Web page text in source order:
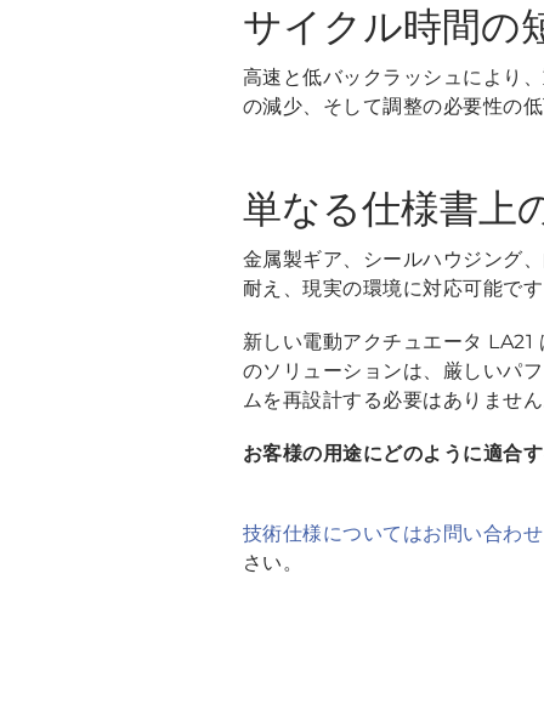
サイクル時間の
高速と低バックラッシュにより
の減少、そして調整の必要性の低
単なる仕様書上
金属製ギア、シールハウジング
耐え、現実の環境に対応可能で
新しい電動アクチュエータ
のソリューションは、厳しいパ
ムを再設計する必要はありません
お客様の用途にどのように適合
技術仕様についてはお問い合わせ
さい。